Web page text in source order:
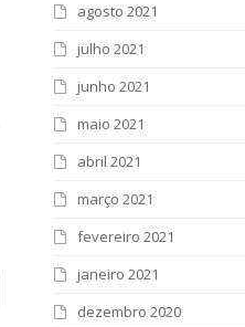
agosto 2021
julho 2021
junho 2021
maio 2021
abril 2021
março 2021
fevereiro 2021
janeiro 2021
dezembro 2020